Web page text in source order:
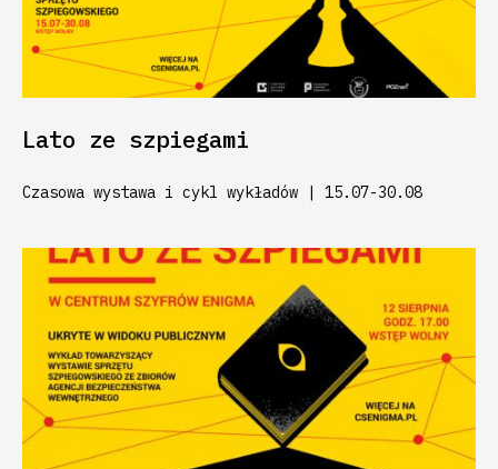
Lato ze szpiegami
Czasowa wystawa i cykl wykładów | 15.07-30.08